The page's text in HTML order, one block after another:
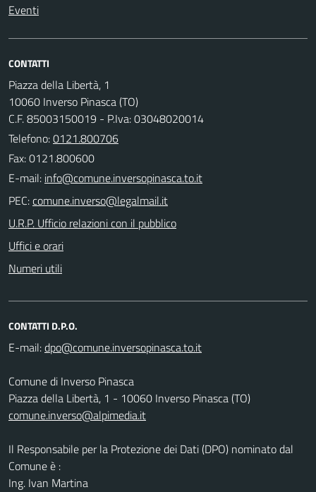
Eventi
CONTATTI
Piazza della Libertà, 1
10060 Inverso Pinasca (TO)
C.F. 85003150019 - P.Iva: 03048020014
Telefono:0121.800706
Fax: 0121.800600
E-mail:
PEC:
U.R.P. Ufficio relazioni con il pubblico
Uffici e orari
Numeri utili
CONTATTI D.P.O.
E-mail:
Comune di Inverso Pinasca
Piazza della Libertà, 1 - 10060 Inverso Pinasca (TO)
comune.inverso@alpimedia.it
Il Responsabile per la Protezione dei Dati (DPO) nominato dal
Comune è :
Ing. Ivan Martina